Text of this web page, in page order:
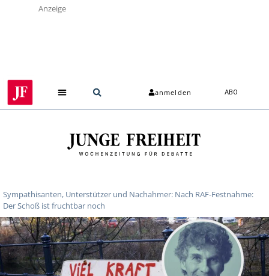
Anzeige
anmelden ABO
Sympathisanten, Unterstützer und Nachahmer: Nach RAF-Festnahme:
Der Schoß ist fruchtbar noch